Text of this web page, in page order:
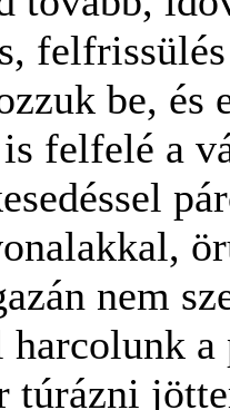
be,
felfelé a
nem
túrázni